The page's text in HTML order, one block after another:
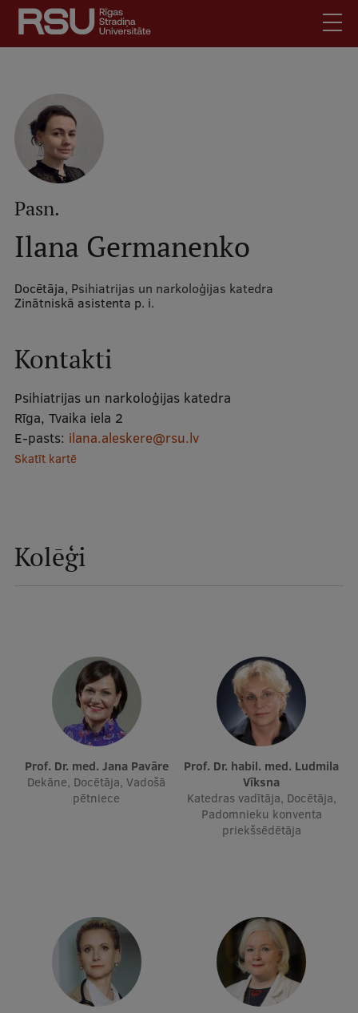
Pārlekt
galveno
saturu
Latviski
Meklēt Mobile
augšējā
izvēlne
Skolēniem
Studentiem
Darba devējiem
Kontakti
galvenā
izvēlne
Studiju iespējas
Pamatstudiju programmas
Rezidentūra
Par RSU
Studiju norises vietas
Vēsture un tradīcijas
Identitāte
RSU fonds
Pasn.
Ilana Germanenko
Docētāja, Psihiatrijas un narkoloģijas katedra
Zinātniskā asistenta p. i.
Kontakti
Psihiatrijas un narkoloģijas katedra
Rīga, Tvaika iela 2
E-pasts: ilana.aleskere@rsu.lv
Skatīt kartē
Kolēģi
Prof. Dr. med. Jana Pavāre
Dekāne, Docētāja, Vadošā
pētniece
Prof. Dr. habil. med. Ludmila
Vīksna
Katedras vadītāja, Docētāja,
Padomnieku konventa
priekšsēdētāja